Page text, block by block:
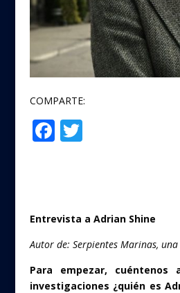
COMPARTE:
F
o
o
k
T
Entrevista a Adrian Shine
Autor de: Serpientes Marinas,
Para empezar,
investigaciones ¿quién es